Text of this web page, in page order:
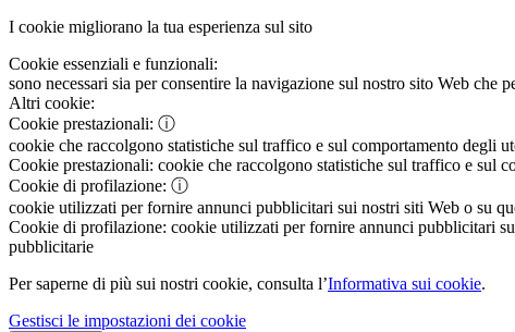
I cookie migliorano la tua esperienza sul sito
Cookie essenziali e funzionali:
sono necessari sia per consentire la navigazione sul nostro sito Web
Altri cookie:
Cookie prestazionali: ⓘ
cookie che raccolgono statistiche sul traffico e sul comportamento degli
Cookie prestazionali: cookie che raccolgono statistiche sul traffico e sul
Cookie di profilazione: ⓘ
cookie utilizzati per fornire annunci pubblicitari sui nostri siti Web o su
Cookie di profilazione: cookie utilizzati per fornire annunci pubblicitari
pubblicitarie
Per saperne di più sui nostri cookie, consulta l’Informativa sui cookie.
Gestisci le impostazioni dei cookie